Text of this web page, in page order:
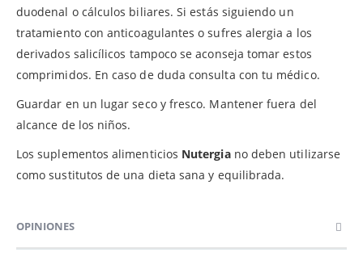
duodenal o cálculos biliares. Si estás siguiendo un
tratamiento con anticoagulantes o sufres alergia a los
derivados salicílicos tampoco se aconseja tomar estos
comprimidos. En caso de duda consulta con tu médico.
Guardar en un lugar seco y fresco. Mantener fuera del
alcance de los niños.
Los suplementos alimenticios Nutergiano deben utilizarse
como sustitutos de una dieta sana y equilibrada.
OPINIONES